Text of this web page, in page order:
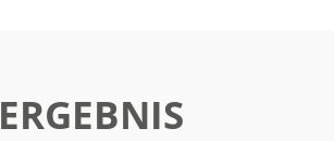
ERGEBNIS